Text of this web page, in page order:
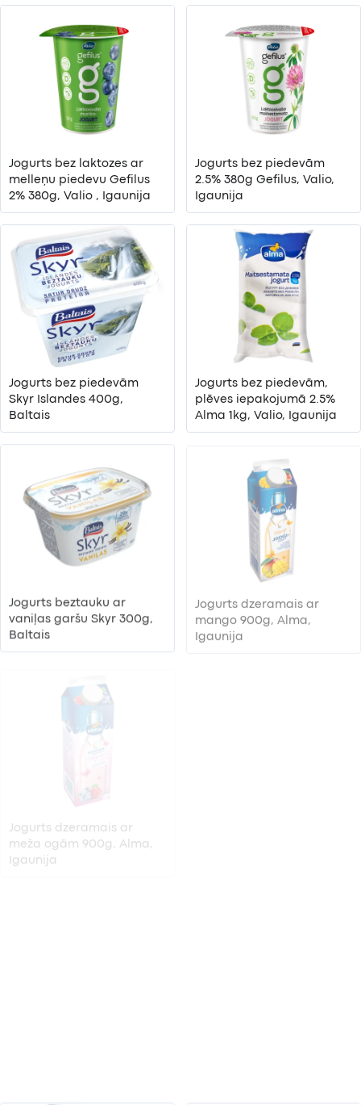
Jogurts bez laktozes ar
melleņu piedevu Gefilus
2% 380g, Valio , Igaunija
Jogurts bez piedevām
2.5% 380g Gefilus, Valio,
Igaunija
Jogurts bez piedevām
Skyr Islandes 400g,
Baltais
Jogurts bez piedevām,
plēves iepakojumā 2.5%
Alma 1kg, Valio, Igaunija
Jogurts beztauku ar
vaniļas garšu Skyr 300g,
Baltais
Jogurts dzeramais ar
mango 900g, Alma,
Igaunija
Jogurts dzeramais ar
meža ogām 900g, Alma,
Igaunija